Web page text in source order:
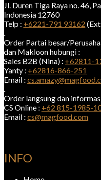
Jl. Duren Tiga Raya no. 46,
Indonesia 12760
Telp : +6221-791 93162
.
Order Partai besar/
dan Makloon hubungi :
Sales B2B (Nina) : +62811-
Yanty : +62816-866-251
Email :
.
Order langsung dan
CS Online : +62 815-1985-
Email : cs@magfood.com
INFO